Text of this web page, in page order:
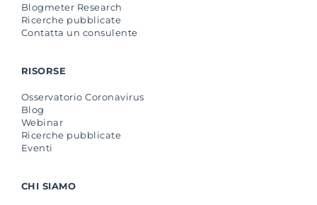
Blogmeter Research
Ricerche pubblicate
Contatta un consulente
RISORSE
Osservatorio Coronavirus
Blog
Webinar
Ricerche pubblicate
Eventi
CHI SIAMO